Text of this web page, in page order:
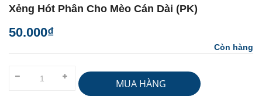
Xẻng Hót Phân Cho Mèo Cán Dài (PK)
50.000₫
Còn hàng
MUA HÀNG